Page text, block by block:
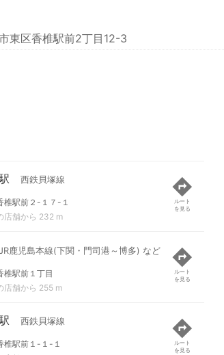
東区香椎駅前2丁目12-3
西鉄貝塚線
椎駅前２-１７-１
店舗から 232 m
ルート
を見る
鹿児島本線(下関・門司港～博多) など
椎駅前１丁目
店舗から 255 m
ルート
を見る
西鉄貝塚線
椎駅前１-１-１
ルート
を見る